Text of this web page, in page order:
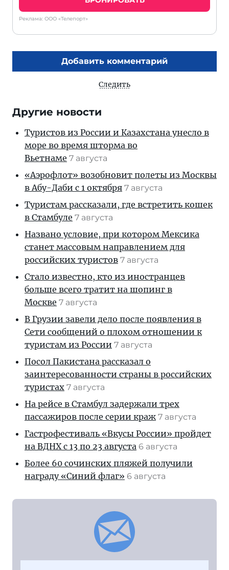
Реклама: ООО «Телепорт»
Добавить комментарий
Следить
Другие новости
Туристов из России и Казахстана унесло в
море во время шторма во
Вьетнаме 7 августа
«Аэрофлот» возобновит полеты из Москвы
в Абу-Даби с 1 октября 7 августа
Туристам рассказали, где встретить кошек
в Стамбуле 7 августа
Названо условие, при котором Мексика
станет массовым направлением для
российских туристов 7 августа
Стало известно, кто из иностранцев
больше всего тратит на шопинг в
Москве 7 августа
В Грузии завели дело после появления в
Сети сообщений о плохом отношении к
туристам из России 7 августа
Посол Пакистана рассказал о
заинтересованности страны в российских
туристах 7 августа
На рейсе в Стамбул задержали трех
пассажиров после серии краж 7 августа
Гастрофестиваль «Вкусы России» пройдет
на ВДНХ с 13 по 23 августа 6 августа
Более 60 сочинских пляжей получили
награду «Синий флаг» 6 августа